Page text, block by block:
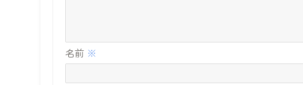
名前 ※